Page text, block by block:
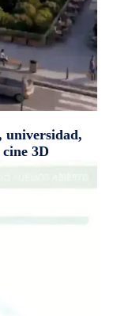
universidad,
3D